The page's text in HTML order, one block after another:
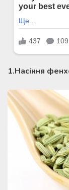
1.Насіння